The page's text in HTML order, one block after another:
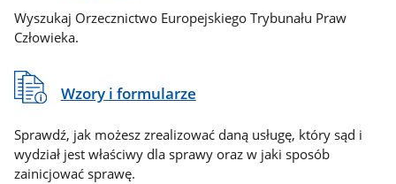
Wyszukaj Orzecznictwo Europejskiego Trybunału Praw
Człowieka.
Wzory i formularze
Sprawdź, jak możesz zrealizować daną usługę, który sąd i
wydział jest właściwy dla sprawy oraz w jaki sposób
zainicjować sprawę.